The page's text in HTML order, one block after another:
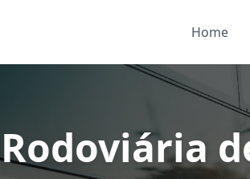
Home
Rodoviária